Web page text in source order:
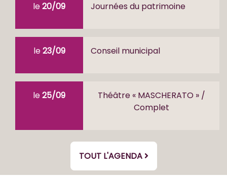
le20/09 Journées du patrimoine
le23/09 Conseil municipal
le25/09
Théâtre « MASCHERATO » /
Complet
TOUT L'AGENDA